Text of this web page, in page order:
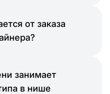
от заказа
занимает
в нише